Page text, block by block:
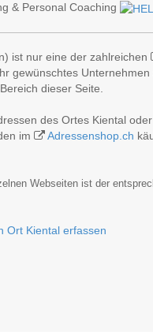
& Personal Coaching
ist nur eine der zahlreichen
gewünschtes
dieser Seite.
des Ortes Kiental
im
Adressenshop.ch
Webseiten ist der
Ort Kiental erfassen